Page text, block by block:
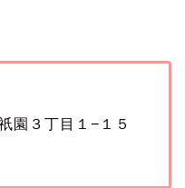
園３丁目１−１５